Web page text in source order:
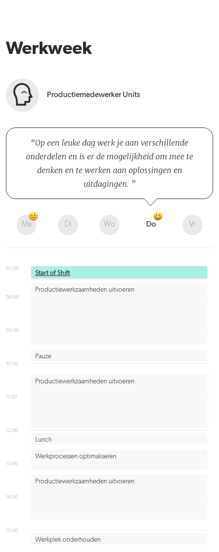
Werkweek
Productiemedewerker Units
Op een leuke dag werk je aan verschillende
onderdelen en is er de mogelijkheid om mee te
denken en te werken aan oplossingen en
uitdagingen.
Ma Di Wo Do Vr
07:00
08:00
09:00
10:00
11:00
12:00
13:00
14:00
15:00
Start of Shift
Lunch
Productiewerkzaamheden uitvoeren
Productiewerkzaamheden uitvoeren
Pauze
Productiewerkzaamheden uitvoeren
Werkprocessen optimaliseren
Werkplek onderhouden